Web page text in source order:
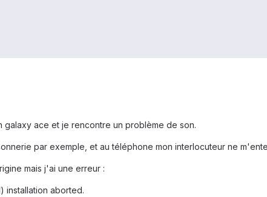
galaxy ace et je rencontre un problème de son.
par exemple, et au téléphone mon interlocuteur ne
mais j'ai une erreur :
installation aborted.